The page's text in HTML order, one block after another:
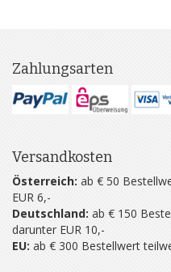
Zahlungsarten
Versandkosten
Österreich: ab € 50
EUR 6,-
Deutschland: ab € 150
darunter EUR 10,-
EU: ab € 300 Bestellwert